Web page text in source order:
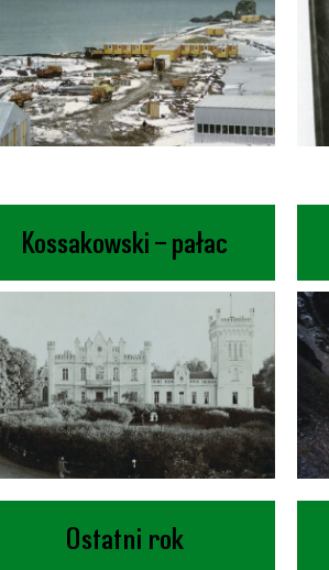
Kossakowski – pałac
Ostatni rok